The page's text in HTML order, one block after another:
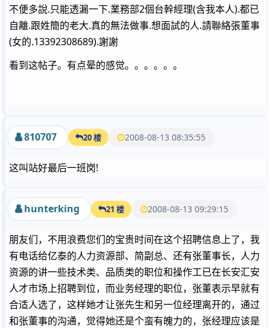
不便多說.只能透漏一下.業務部2個台幹經理(含我本人).都已
自離.跟姓簡的老大.真的無法做事.想面試的人.請聯絡張董事
(女的.13392308689).謝謝
看到这帖子。有点晕的感觉。。。。。。
810707 20 楼 2008-08-13 08:35:55
这叫站好最后一班岗!
hunterking 21 楼 2008-08-13 09:29:15
朋友们，不用浪费您们的宝贵时间在这个招聘信息上了，我
有电话给亿泰的人力资源部、简副总、还有张董事长，人力
资源的讲一些技术类、品质类的职位和操作工已在长安汇安
人才市场上招聘到位，而业务经理的职位，张董表示早就有
合适人选了，这样她才让张先生和另一位经理离开的，通过
和张董事的沟通，觉得她还是个蛮有魄力的，张经理应该是